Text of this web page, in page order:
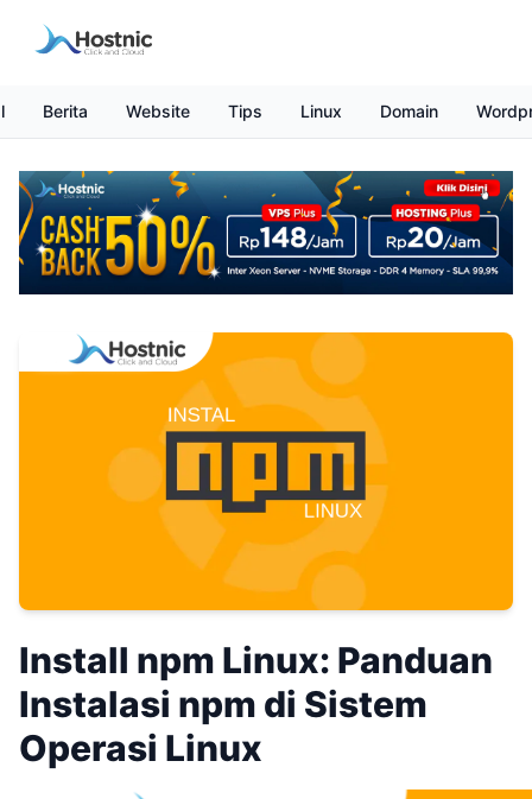
Berita Website Tips Linux Domain
Install npm Linux: Panduan
Instalasi npm di Sistem
Operasi Linux